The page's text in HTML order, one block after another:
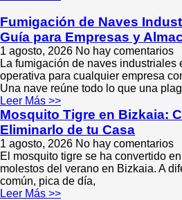
Fumigación de Naves
Guía para Empresas y
1 agosto, 2026 No hay comentarios
La fumigación de naves industriales
operativa para cualquier empresa
Una nave reúne todo lo que una
Leer Más >>
Mosquito Tigre en Bizkaia:
Eliminarlo de tu Casa
1 agosto, 2026 No hay comentarios
El mosquito tigre se ha convertido
molestos del verano en Bizkaia. A
común, pica de día,
Leer Más >>